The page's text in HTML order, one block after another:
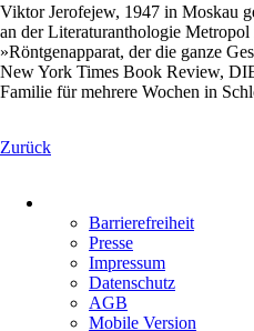
Viktor Jerofejew, 1947 in Moskau
an der Literaturanthologie
»Röntgenapparat, der die ganze
New York Times Book Review,
Familie für mehrere Wochen in
Zurück
überspringen
Barrierefreiheit
Presse
Impressum
Datenschutz
AGB
Mobile Version